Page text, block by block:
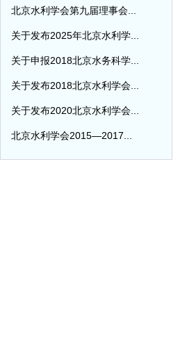
北京水利学会第九届理事会...
关于发布2025年北京水利学...
关于申报2018北京水务科学...
关于发布2018北京水利学会...
关于发布2020北京水利学会...
北京水利学会2015—2017...